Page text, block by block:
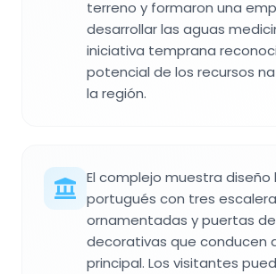
terreno y formaron una
desarrollar las aguas
iniciativa temprana
potencial de los recursos
la región.
El complejo muestra diseño
portugués con tres
ornamentadas y puertas
decorativas que conducen
principal. Los visitantes